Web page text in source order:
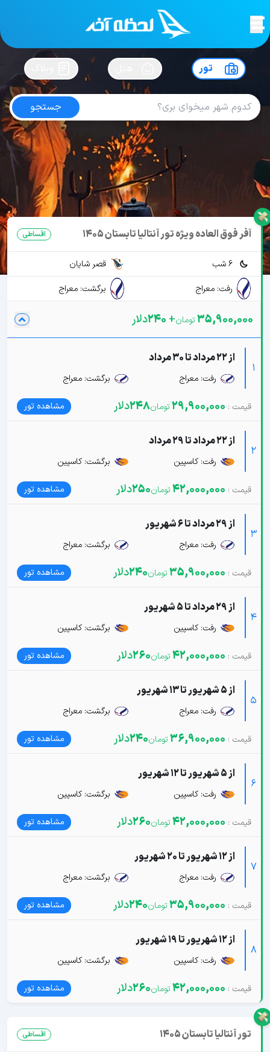
لحظه آخرسفرت رو بساز !
تور
جستجو
تور آنتالیا هتل آدالیا الیت لارا
امتیاز5 از5| از100 کاربر
تور ترکیه
تور آنتالیا
تور آنتالیا هتل آدالیا الیت لارا
آفر فوق العاده ویژه تور آنتالیا تابستان 1405 اقساطی
6 شب
قصر شایان
رفت: معراج
برگشت: معراج
35,900,000
+
240دلار
1
از 22 مرداد تا 30 مرداد
رفت: معراج برگشت: معراج
29,900,000
248دلار مشاهده تور
2
از 22 مرداد تا 29 مرداد
رفت: کاسپین برگشت: کاسپین
42,000,000
250دلار مشاهده تور
3
از 29 مرداد تا 6 شهریور
رفت: معراج برگشت: معراج
35,900,000
240دلار مشاهده تور
4
از 29 مرداد تا 5 شهریور
رفت: کاسپین برگشت: کاسپین
42,000,000
260دلار مشاهده تور
5
از 5 شهریور تا 13 شهریور
رفت: معراج برگشت: معراج
36,900,000
240دلار مشاهده تور
6
از 5 شهریور تا 12 شهریور
رفت: کاسپین برگشت: کاسپین
42,000,000
260دلار مشاهده تور
7
از 12 شهریور تا 20 شهریور
رفت: معراج برگشت: معراج
35,900,000
240دلار مشاهده تور
8
از 12 شهریور تا 19 شهریور
رفت: کاسپین برگشت: کاسپین
42,000,000
260دلار مشاهده تور
تور آنتالیا تابستان 1405 اقساطی